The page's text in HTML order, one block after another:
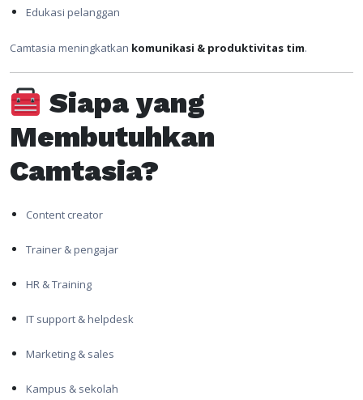
Edukasi pelanggan
Camtasia meningkatkan komunikasi & produktivitas tim.
Siapa yang
Membutuhkan
Camtasia?
Content creator
Trainer & pengajar
HR & Training
IT support & helpdesk
Marketing & sales
Kampus & sekolah